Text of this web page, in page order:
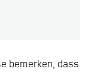
bemerken, dass